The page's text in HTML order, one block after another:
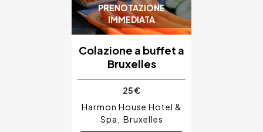
PRENOTAZIONE
IMMEDIATA
Colazione a buffet a
Bruxelles
25 €
Harmon House Hotel &
Spa
Bruxelles